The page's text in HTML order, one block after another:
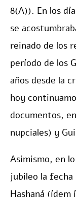
8(A)). En los
se
reinado de los
período de los
años desde la
hoy
documentos,
nupciales) y
Asimismo, en
jubileo la fecha
Hashaná (ídem